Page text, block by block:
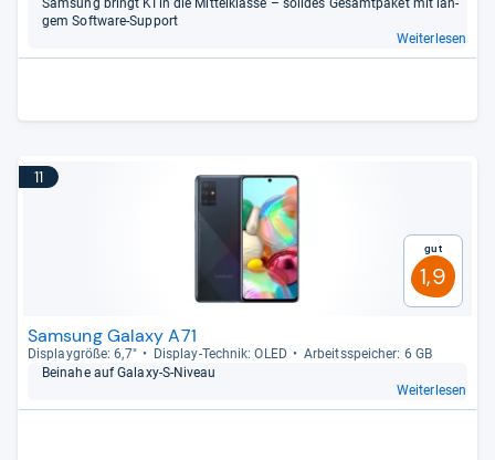
Sam­sung bringt KI in die Mit­tel­klasse – soli­des Gesamt­pa­ket mit lan­
gem Soft­ware-​Sup­port
Weiterlesen
11
Gut
1,9
Samsung Galaxy A71
Dis­play­größe: 6,7" Dis­play-​Tech­nik: OLED
Arbeitsspei­cher: 6 GB
Bei­nahe auf Galaxy-​S-​Niveau
Weiterlesen